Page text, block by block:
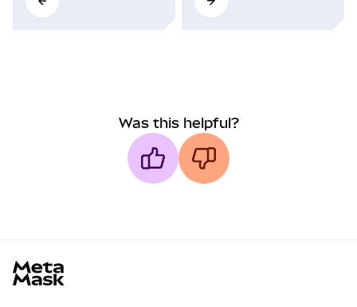
Was this helpful?